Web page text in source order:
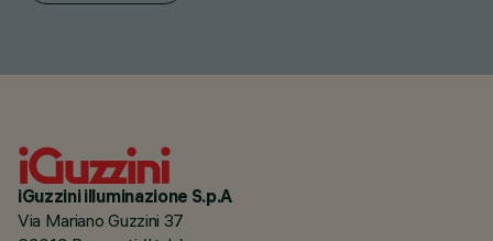
iGuzzini illuminazione S.p.A
Via Mariano Guzzini 37